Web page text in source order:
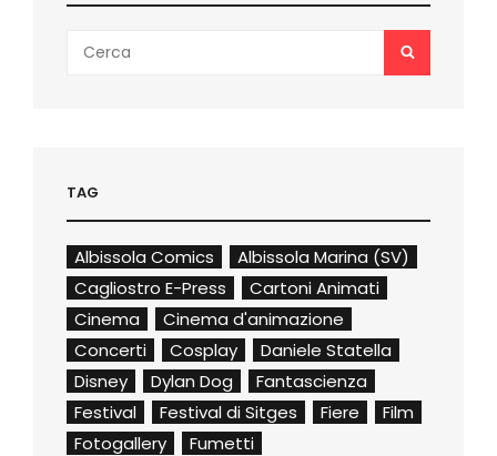
for:
SEARCH
TAG
Albissola Comics
Albissola Marina (SV)
Cagliostro E-Press
Cartoni Animati
Cinema
Cinema d'animazione
Concerti
Cosplay
Daniele Statella
Disney
Dylan Dog
Fantascienza
Festival
Festival di Sitges Fiere
Film
Fotogallery
Fumetti